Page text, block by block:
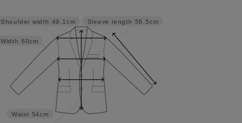
Sleeve length 56.5cm
Waist 54cm
Width 60cm
Shoulder width 49.1cm